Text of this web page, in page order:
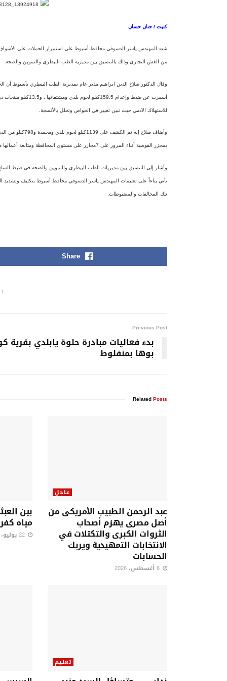
كتبت / حنان حسان
شدد المهندس ياسر الدسوقي محافظ أسيوط على استمرار الحملات على الأسواق
من الغش التجاري وذلك بالتنسيق بين مديرية الطب البيطري والتموين والصحة.
وقال الدكتور صلاح الدين ابراهيم مدير عام بمديرية الطب البيطري بأسيوط أن
للاستهلاك الآدمي حيث تبين تغيير في الخواص وتحلل بالأنسجة.
بمجزر القوصية أثناء المرور على 7مجازر على مستوى المحافظة ومتابعة أعمالها مشيراً إلى ذبح 1272ذبيحة بمجازر المحافظة خلال الإسبوع الماضي.
وأشار إلى التنسيق بين مديريات الطب البيطري والتموين والصحة في ضبط
تأتي بناءاً على تعليمات المهندس ياسر الدسوقي محافظ أسيوط بتكثيف وتشديد
تلك المخالفات والمضبوطات.
Share
Previous Post
بدء فعاليات مبادرة حلوة يابلدي بقرية
بوها بمنفلوط
RelatedPosts
عاجل
عبد الرحمن الطبيب الأمريكى من
أصل مصرى يهزم أصحاب
الثروات الكبرى والتكتلات في
الانتخابات التمهيدية ويربك
الحسابات
بين
مياه
تعليم